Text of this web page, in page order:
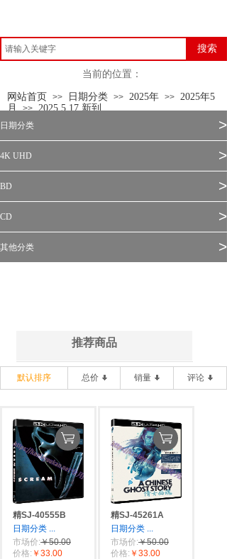
搜索
当前的位置：
网站首页 >> 日期分类 >> 2025年 >> 2025年5
月 >> 2025.5.17 新到
日期分类 >
4K UHD >
BD >
CD >
其他分类 >
推荐商品
默认排序 总价 销量 评论
精SJ-40555B
日期分类 ...
市场价:￥50.00
价格: ￥33.00
精SJ-45261A
日期分类 ...
市场价:￥50.00
价格: ￥33.00